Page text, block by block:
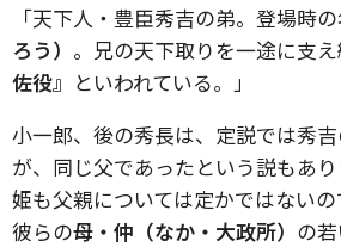
「天下人・豊臣秀吉の弟。登場時
ろう） 。兄の天下取りを一途に支
佐役』 といわれている。」
小一郎、後の秀長は、定説では秀
が、同じ父であったという説もあ
姫も父親については定かではないの
彼らの母・仲（なか・大政所） の